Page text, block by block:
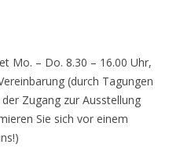
Mo. – Do. 8.30 – 16.00 Uhr,
(durch Tagungen
Zugang zur Ausstellung
Sie sich vor einem